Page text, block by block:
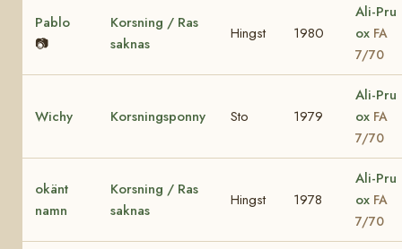
Pablo
📷
Korsning / Ras
saknas
Hingst 1980
Ali-Pru
ox FA
7/70
Wichy Korsningsponny Sto 1979
Ali-Pru
ox FA
7/70
okänt
namn
Korsning / Ras
saknas
Hingst 1978
Ali-Pru
ox FA
7/70